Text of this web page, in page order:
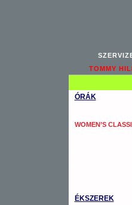
TOMMY
ÓRÁK
WOMEN’S
ÉKSZEREK